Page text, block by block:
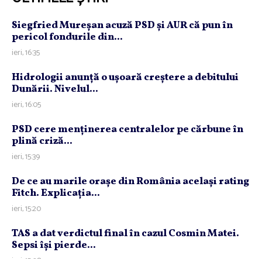
Siegfried Mureşan acuză PSD şi AUR că pun în
pericol fondurile din...
ieri, 16:35
Hidrologii anunţă o uşoară creştere a debitului
Dunării. Nivelul...
ieri, 16:05
PSD cere menţinerea centralelor pe cărbune în
plină criză...
ieri, 15:39
De ce au marile oraşe din România acelaşi rating
Fitch. Explicaţia...
ieri, 15:20
TAS a dat verdictul final în cazul Cosmin Matei.
Sepsi îşi pierde...